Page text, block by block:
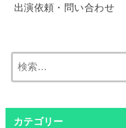
出演依頼・問い合わせ
カテゴリー